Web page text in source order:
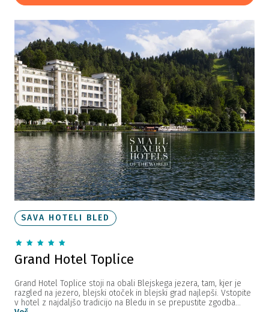
SAVA HOTELI BLED
Grand Hotel Toplice
Grand Hotel Toplice stoji na obali Blejskega jezera, tam, kjer je
razgled na jezero, blejski otoček in blejski grad najlepši. Vstopite
v hotel z najdaljšo tradicijo na Bledu in se prepustite zgodba...